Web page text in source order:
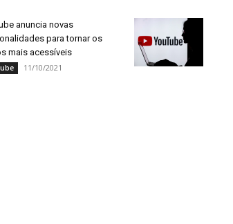
anuncia novas
para tornar os
mais acessíveis
11/10/2021